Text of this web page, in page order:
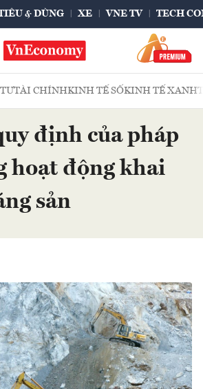
& DÙNG XE VNE TV TECH
TÀI CHÍNHKINH TẾ SỐKINH TẾ XANH
định của pháp
hoạt động khai
sản